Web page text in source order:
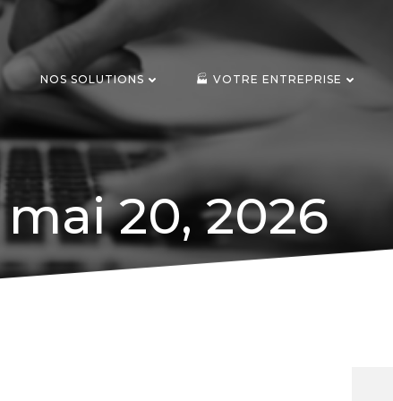
NOS SOLUTIONS 🏭 VOTRE ENTREPRISE
20, 2026